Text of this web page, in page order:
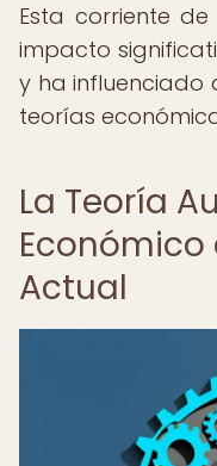
Esta corriente
impacto
y ha influenciado
teorías
La Teoría
Económico
Actual